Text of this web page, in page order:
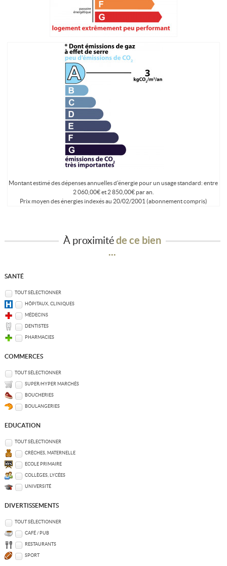
Montant estimé des dépenses annuelles d'énergie pour un usage standard: entre
2 060,00€ et 2 850,00€ par an.
Prix moyen des énergies indexés au 20/02/2001 (abonnement compris)
À proximitéde ce bien
...
SANTÉ
TOUT SÉLECTIONNER
HÔPITAUX, CLINIQUES
MÉDECINS
DENTISTES
PHARMACIES
COMMERCES
TOUT SÉLECTIONNER
SUPER/HYPER MARCHÉS
BOUCHERIES
BOULANGERIES
EDUCATION
TOUT SÉLECTIONNER
CRÈCHES, MATERNELLE
ECOLE PRIMAIRE
COLLÈGES, LYCÉES
UNIVERSITÉ
DIVERTISSEMENTS
TOUT SÉLECTIONNER
CAFÉ / PUB
RESTAURANTS
SPORT